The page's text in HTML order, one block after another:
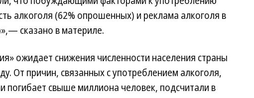
алкоголя (62% опрошенных) и реклама алкоголя в
сказано в материле.
ожидает снижения численности населения страны
От причин, связанных с употреблением алкоголя,
погибает свыше миллиона человек, подсчитали в